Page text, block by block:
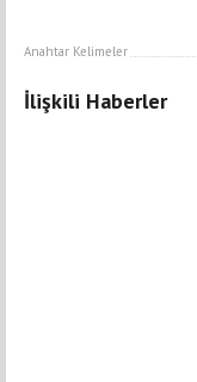
Anahtar Kelimeler
İlişkili Haberler